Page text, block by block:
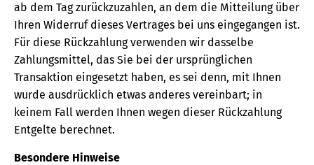
ab dem Tag zurückzuzahlen, an dem die Mitteilung über
Ihren Widerruf dieses Vertrages bei uns eingegangen ist.
Für diese Rückzahlung verwenden wir dasselbe
Zahlungsmittel, das Sie bei der ursprünglichen
Transaktion eingesetzt haben, es sei denn, mit Ihnen
wurde ausdrücklich etwas anderes vereinbart; in
keinem Fall werden Ihnen wegen dieser Rückzahlung
Entgelte berechnet.
Besondere Hinweise